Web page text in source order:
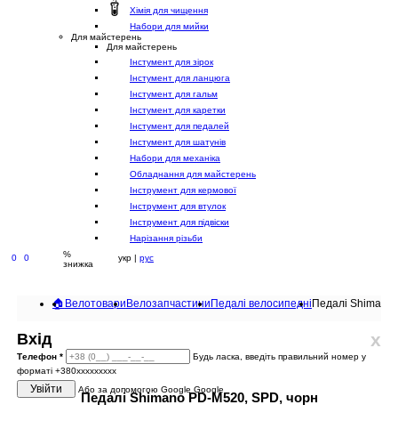
Хімія для чищення
Набори для мийки
Для майстерень
Для майстерень
Інстумент для зірок
Інстумент для ланцюга
Інстумент для гальм
Інстумент для каретки
Інстумент для педалей
Інстумент для шатунів
Набори для механіка
Обладнання для майстерень
Інструмент для кермової
Інструмент для втулок
Інструмент для підвіски
Нарізання різьби
0
0
%
знижка
укр | рус
🏠 Велотовари Велозапчастини Педалі велосипедні Педалі Shimano
x
Вхід
Телефон *
Будь ласка, введіть правильний номер у
форматі +380ххххххххх
Увійти Або за допомогою Google Google
Педалі Shimano PD-M520, SPD, чорн